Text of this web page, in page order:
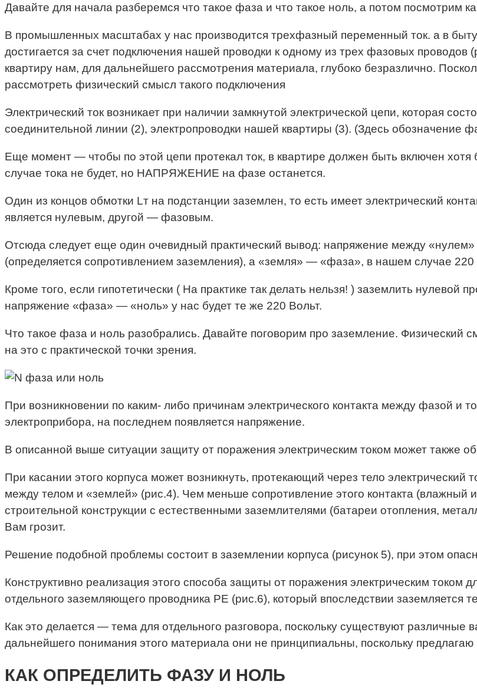
Давайте для начала разберемся что такое фаза и что такое ноль, а потом посмотрим
В промышленных масштабах у нас производится трехфазный переменный ток. а в
достигается за счет подключения нашей проводки к одному из трех фазовых
квартиру нам, для дальнейшего рассмотрения материала, глубоко безразлично.
рассмотреть физический смысл такого подключения
Электрический ток возникает при наличии замкнутой электрической цепи, которая
соединительной линии (2), электропроводки нашей квартиры (3). (Здесь обозначение
Еще момент — чтобы по этой цепи протекал ток, в квартире должен быть включен
случае тока не будет, но НАПРЯЖЕНИЕ на фазе останется.
Один из концов обмотки Lт на подстанции заземлен, то есть имеет электрический
является нулевым, другой — фазовым.
Отсюда следует еще один очевидный практический вывод: напряжение между
(определяется сопротивлением заземления), а «земля» — «фаза», в нашем случае 220
Кроме того, если гипотетически ( На практике так делать нельзя! ) заземлить нулевой
напряжение «фаза» — «ноль» у нас будет те же 220 Вольт.
Что такое фаза и ноль разобрались. Давайте поговорим про заземление. Физический
на это с практической точки зрения.
При возникновении по каким- либо причинам электрического контакта между фазой и
электроприбора, на последнем появляется напряжение.
В описанной выше ситуации защиту от поражения электрическим током может также
При касании этого корпуса может возникнуть, протекающий через тело электрический
между телом и «землей» (рис.4). Чем меньше сопротивление этого контакта (влажный
строительной конструкции с естественными заземлителями (батареи отопления,
Вам грозит.
Решение подобной проблемы состоит в заземлении корпуса (рисунок 5), при этом
Конструктивно реализация этого способа защиты от поражения электрическим током
отдельного заземляющего проводника РЕ (рис.6), который впоследствии заземляется
Как это делается — тема для отдельного разговора, поскольку существуют
дальнейшего понимания этого материала они не принципиальны, поскольку предлагаю
КАК ОПРЕДЕЛИТЬ ФАЗУ И НОЛЬ